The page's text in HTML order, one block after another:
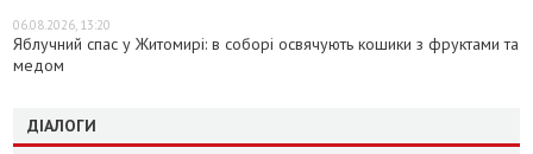
06.08.2026, 13:20
Яблучний спас у Житомирі: в соборі освячують кошики з фруктами та
медом
ДІАЛОГИ